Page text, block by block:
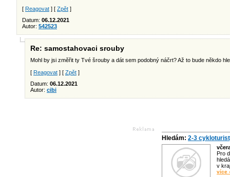
[ Reagovat ] [ Zpět ]
Datum: 06.12.2021
Autor: 542523
Re: samostahovaci srouby
Mohl by jsi změřit ty Tvé šrouby a dát sem podobný náčrt? Až to bude někdo
[ Reagovat ] [ Zpět ]
Datum: 06.12.2021
Autor: cibi
Hledám: 2-3
Pro
v
více